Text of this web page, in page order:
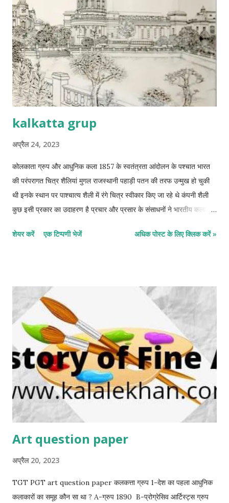
kalkatta grup
अप्रैल 24, 2023
कोलकाता ग्रुप और आधुनिक कला 1857 के स्वतंत्रता आंदोलन के पश्चात भारत
की परंपरागत चित्र शैलियां मुगल राजस्थानी पहाड़ी पतन की तरफ उन्मुख हो चुकी
थी इनके स्थान पर पाश्चात्य शैली में रंगे चित्र स्वीकार किए जा रहे थे कंपनी शैली
कुछ इसी प्रकार का उदाहरण है प्रचार और प्रसार के संसाधनों ने भारतीय कलाकारों
ने कला की एक अलग धारा बही जो आधुनिक कला के निर्माण में अत्यधिक सहायक
किया बंगाल में पड़े अकाल की इनके चित्रों में विशेष प्रति ध्वनि दिखाई पड़ती है
भारतीय कला जगत में आधुनिक कला को स्थापित करने के उद्देश्य से कोलकाता के
कलाकारों ने मिलकर कोलकाता ग्रुप की स्थापना की जिसे ग्रुप 43 भी कहा जाता है
इसकी स्थापना 1943 में कोलकाता पश्चिम बंगाल में की गई ग्रुप का उद्देश्य सृजन की
दिशा में ...
शेयर करें एक टिप्पणी भेजें अधिक पोस्ट के लिए क्लिक करें »
Art question paper
अप्रैल 20, 2023
TGT PGT art question paper कलकत्ता ग्रुप 1-देश का पहला आधुनिक
कलाकारों का समूह कौन सा था ? A-ग्रुप 1890 B-प्रोग्रेसिव आर्टिस्ट्स ग्रुप